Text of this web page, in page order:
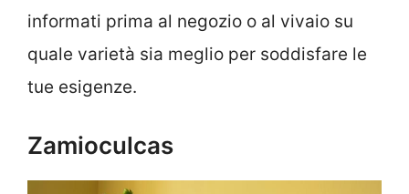
informati prima al negozio o al vivaio su
quale varietà sia meglio per soddisfare le
tue esigenze.
Zamioculcas